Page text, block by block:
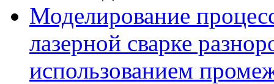
Моделирование
лазерной сварке
использованием